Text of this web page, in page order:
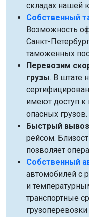
складах нашей
Собственный
Возможность
Санкт-
таможенных
Перевозим
грузы. В штате
имеют доступ к
опасных грузов.
Быстрый вывоз
рейсом.
позволяет
Собственный
автомобилей с
и
транспортные